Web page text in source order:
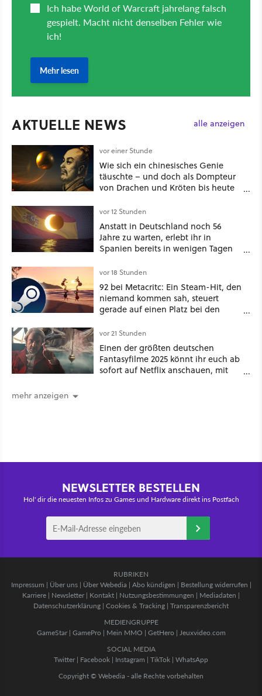
AKTUELLE NEWS alle anzeigen
vor einer Stunde
Wie sich ein chinesisches Genie
täuschte – und doch als Dompteur
von Drachen und Kröten bis heute
vor 12 Stunden
Anstatt in Deutschland noch 56
Jahre zu warten, erlebt ihr in
Spanien bereits in wenigen Tagen
vor 18 Stunden
92 bei Metacritc: Ein Steam-Hit, den
niemand kommen sah, steuert
gerade auf einen Platz bei den
vor 21 Stunden
Einen der größten deutschen
Fantasyfilme 2025 könnt ihr euch ab
sofort auf Netflix anschauen, mit
mehr anzeigen
NEWSLETTER BESTELLEN
Hol' dir die neuesten Infos zu Games und Hardware direkt ins Postfach
RUBRIKEN
Impressum | Über uns| Über Webedia | Abo kündigen | Bestellung widerrufen |
Karriere | Newsletter | Kontakt | Nutzungsbestimmungen | Mediadaten |
Datenschutzerklärung | Cookies & Tracking | Transparenzbericht
MEDIENGRUPPE
GameStar| GamePro | Mein MMO | GetHero | Jeuxvideo.com
SOCIAL MEDIA
Twitter | Facebook | Instagram | TikTok | WhatsApp
Copyright © Webedia - alle Rechte vorbehalten